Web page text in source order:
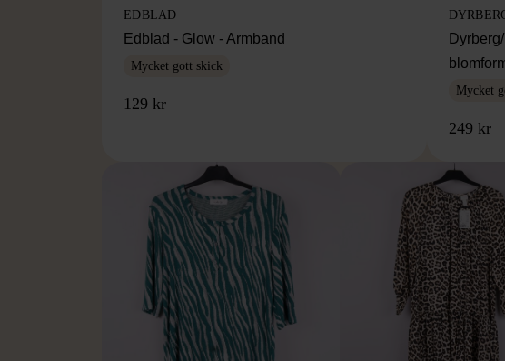
EDBLAD
Edblad - Glow - Armband
Mycket gott skick
129 kr
Mycket
249 kr